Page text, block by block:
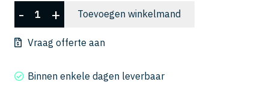
4050-
260
- + Toevoegen winkelmand
Vraag offerte aan
Binnen enkele dagen leverbaar